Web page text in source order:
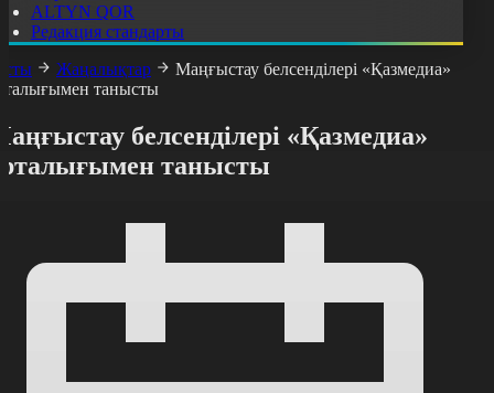
ALTYN QOR
Редакция стандарты
Жаңалықтар
Маңғыстау белсенділері «Қазмедиа»
танысты
белсенділері «Қазмедиа»
танысты